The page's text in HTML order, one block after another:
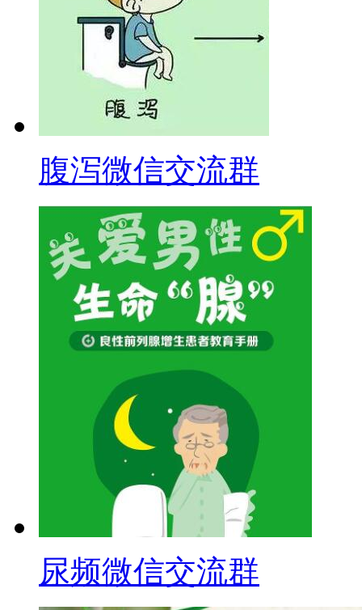
腹泻微信交流群
尿频微信交流群